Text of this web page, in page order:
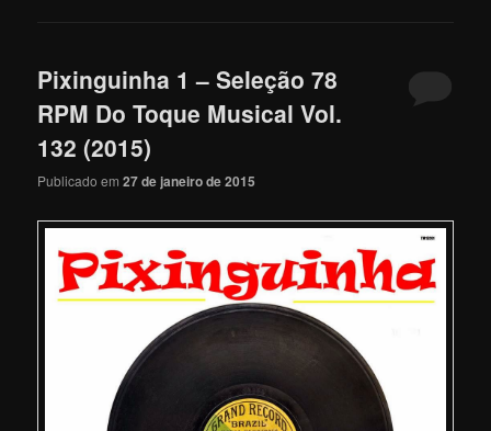
Pixinguinha 1 – Seleção 78
RPM Do Toque Musical Vol.
132 (2015)
Publicado em27 de janeiro de 2015